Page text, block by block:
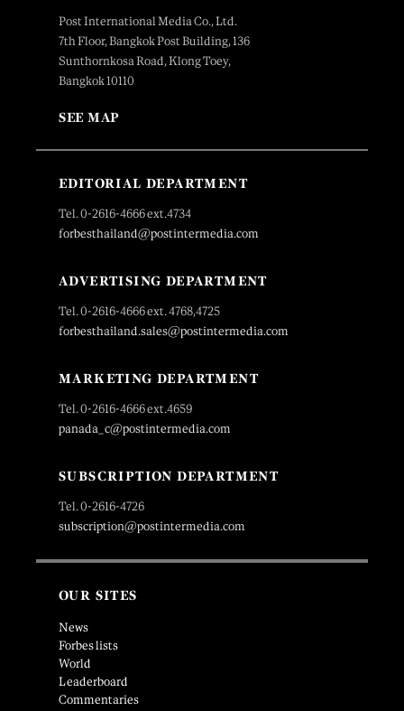
Post International Media Co., Ltd.
7th Floor, Bangkok Post Building, 136
Sunthornkosa Road, Klong Toey,
Bangkok 10110
SEE MAP
EDITORIAL DEPARTMENT
Tel. 0-2616-4666 ext.4734
forbesthailand@postintermedia.com
ADVERTISING DEPARTMENT
Tel. 0-2616-4666 ext. 4768,4725
forbesthailand.sales@postintermedia.com
MARKETING DEPARTMENT
Tel. 0-2616-4666 ext.4659
panada_c@postintermedia.com
SUBSCRIPTION DEPARTMENT
Tel. 0-2616-4726
subscription@postintermedia.com
OUR SITES
News
Forbes lists
World
Leaderboard
Commentaries